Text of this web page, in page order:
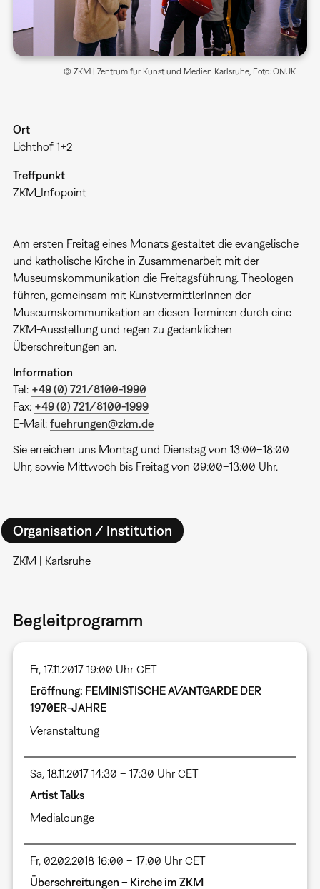
© ZKM | Zentrum für Kunst und Medien Karlsruhe, Foto: ONUK
Ort
Lichthof 1+2
Treffpunkt
ZKM_Infopoint
Am ersten Freitag eines Monats gestaltet die evangelische
und katholische Kirche in Zusammenarbeit mit der
Museumskommunikation die Freitagsführung. Theologen
führen, gemeinsam mit KunstvermittlerInnen der
Museumskommunikation an diesen Terminen durch eine
ZKM-Ausstellung und regen zu gedanklichen
Überschreitungen an.
Information
Tel: +49 (0) 721/8100-1990
Fax: +49 (0) 721/8100-1999
E-Mail: fuehrungen@zkm.de
Sie erreichen uns Montag und Dienstag von 13:00–18:00
Uhr, sowie Mittwoch bis Freitag von 09:00–13:00 Uhr.
Organisation / Institution
ZKM | Karlsruhe
Begleitprogramm
Fr, 17.11.2017 19:00 Uhr CET
Eröffnung: FEMINISTISCHE AVANTGARDE DER
1970ER-JAHRE
Veranstaltung
Sa, 18.11.2017 14:30 – 17:30 Uhr CET
Artist Talks
Medialounge
Fr, 02.02.2018 16:00 – 17:00 Uhr CET
Überschreitungen – Kirche im ZKM